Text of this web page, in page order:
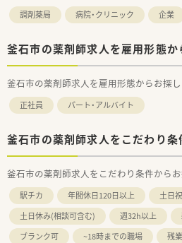
調剤薬局 病院・クリニック 企業
釜石市の薬剤師求人を雇用形態か
釜石市の薬剤師求人を雇用形態からお探し
正社員 パート・アルバイト
釜石市の薬剤師求人をこだわり条
釜石市の薬剤師求人をこだわり条件からお
駅チカ 年間休日120日以上
土日
土日休み(相談可含む)
週32h以上
ブランク可
~18時までの職場
残